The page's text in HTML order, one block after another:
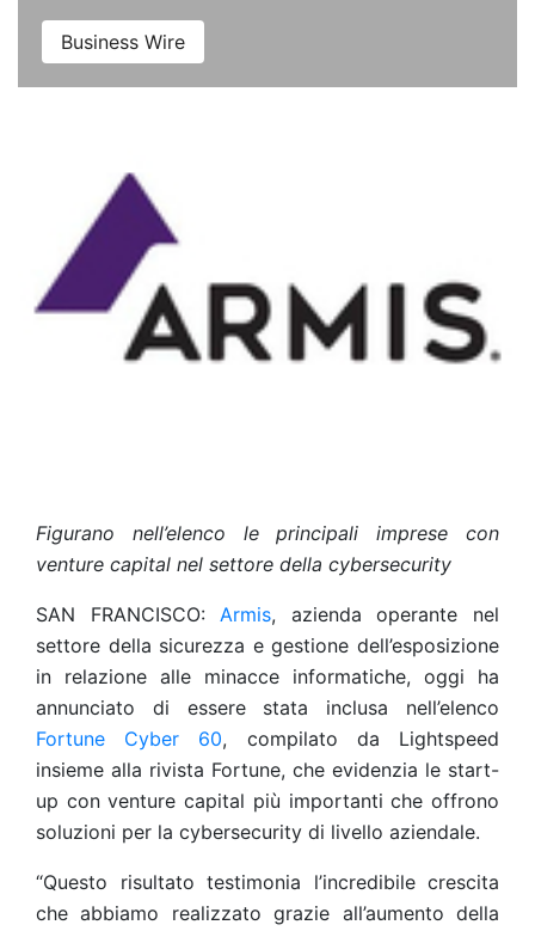
Business Wire
Figurano nell’elenco le principali imprese con
venture capital nel settore della cybersecurity
SAN FRANCISCO:Armis, azienda operante nel
settore della sicurezza e gestione dell’esposizione
in relazione alle minacce informatiche, oggi ha
annunciato di essere stata inclusa nell’elenco
Fortune Cyber 60, compilato da Lightspeed
insieme alla rivista Fortune, che evidenzia le start-
up con venture capital più importanti che offrono
soluzioni per la cybersecurity di livello aziendale.
“Questo risultato testimonia l’incredibile crescita
che abbiamo realizzato grazie all’aumento della